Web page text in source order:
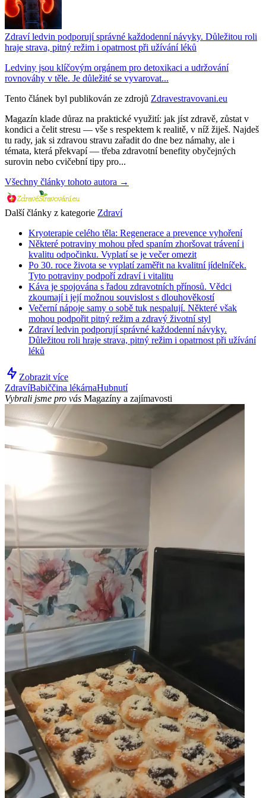
Zdraví ledvin podporují správné každodenní návyky. Důležitou roli
hraje strava, pitný režim i opatrnost při užívání léků
Ledviny jsou klíčovým orgánem pro detoxikaci a udržování
rovnováhy v těle. Je důležité se vyvarovat...
Tento článek byl publikován ze zdrojů Zdravestravovani.eu
Magazín klade důraz na praktické využití: jak jíst zdravě, zůstat v
kondici a čelit stresu — vše s respektem k realitě, v níž žiješ. Najdeš
tu rady, jak si zdravou stravu zařadit do dne bez námahy, ale i
témata, která překvapí — třeba zdravotní benefity obyčejných
surovin nebo cvičební tipy pro...
Všechny články tohoto autora →
Další články z kategorie Zdraví
Kryoterapie celého těla: Regenerace a prevence vyhoření
Některé potraviny mohou před spaním zhoršovat trávení i
kvalitu odpočinku. Vyplatí se je večer omezit
Po 30. roce života se vyplatí zaměřit na kvalitní jídelníček.
Tyto potraviny podpoří zdraví i vitalitu
Káva je spojována s řadou zdravotních přínosů. Vědci
zkoumají i její možnou souvislost s dlouhověkostí
Večerní nápoje samy o sobě tuk nespalují. Některé však
mohou podpořit pitný režim a zdravý životní styl
Zdraví ledvin podporují správné každodenní návyky.
Důležitou roli hraje strava, pitný režim i opatrnost při užívání
léků
Zobrazit více
ZdravíBabiččina lékárnaHubnutí
Vybrali jsme pro vás Magazíny a zajímavosti